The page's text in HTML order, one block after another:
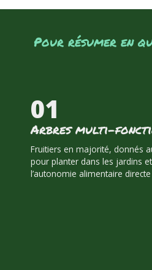
Pour résumer en
01
Arbres multi-
Fruitiers en majorité, donnés
pour planter dans les jardins
l’autonomie alimentaire